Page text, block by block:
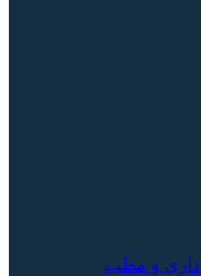
اداری و مطب